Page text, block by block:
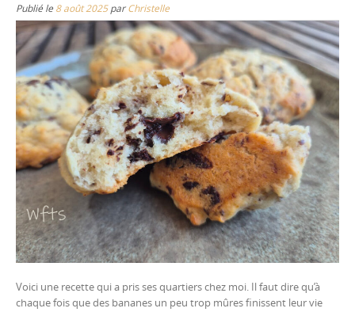
Publié le 8 août 2025parChristelle
Voici une recette qui a pris ses quartiers chez moi. Il faut dire qu’à
chaque fois que des bananes un peu trop mûres finissent leur vie